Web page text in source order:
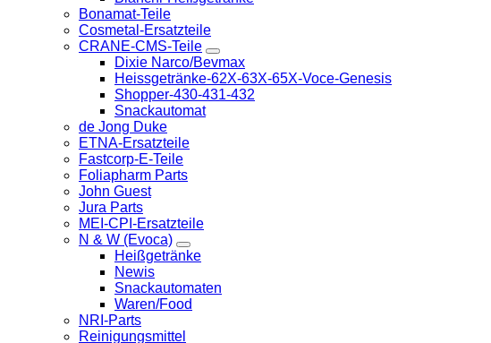
Bonamat-Teile
Cosmetal-Ersatzteile
CRANE-CMS-Teile
Dixie Narco/Bevmax
Heissgetränke-62X-63X-65X-Voce-Genesis
Shopper-430-431-432
Snackautomat
de Jong Duke
ETNA-Ersatzteile
Fastcorp-E-Teile
Foliapharm Parts
John Guest
Jura Parts
MEI-CPI-Ersatzteile
N & W (Evoca)
Heißgetränke
Newis
Snackautomaten
Waren/Food
NRI-Parts
Reinigungsmittel